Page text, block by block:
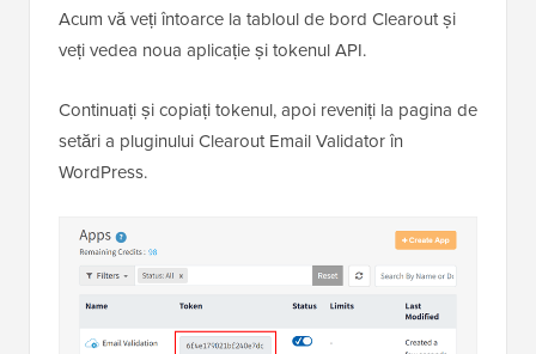
Acum vă veți întoarce la tabloul de bord Clearout și
veți vedea noua aplicație și tokenul API.
Continuați și copiați tokenul, apoi reveniți la pagina de
setări a pluginului Clearout Email Validator în
WordPress.